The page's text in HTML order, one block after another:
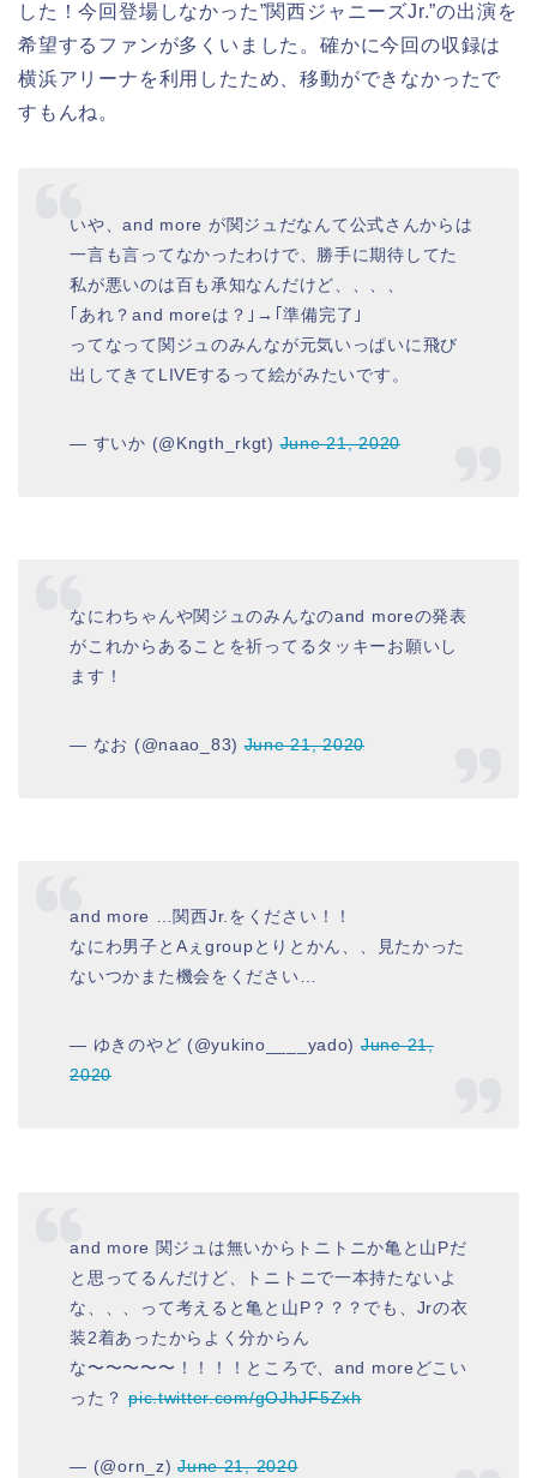
した！今回登場しなかった”関西ジャニーズJr.”の出演を
希望するファンが多くいました。確かに今回の収録は
横浜アリーナを利用したため、移動ができなかったで
すもんね。
いや、and more が関ジュだなんて公式さんからは
一言も言ってなかったわけで、勝手に期待してた
私が悪いのは百も承知なんだけど、、、、
｢あれ？and moreは？｣→｢準備完了｣
ってなって関ジュのみんなが元気いっぱいに飛び
出してきてLIVEするって絵がみたいです。
— すいか (@Kngth_rkgt)June 21, 2020
なにわちゃんや関ジュのみんなのand moreの発表
がこれからあることを祈ってるタッキーお願いし
ます！
— なお (@naao_83)June 21, 2020
and more …関西Jr.をください！！
なにわ男子とAぇgroupとりとかん、、見たかった
ないつかまた機会をください…
— ゆきのやど (@yukino____yado) June 21,
2020
and more 関ジュは無いからトニトニか亀と山Pだ
と思ってるんだけど、トニトニで一本持たないよ
な、、、って考えると亀と山P？？？でも、Jrの衣
装2着あったからよく分からん
な〜〜〜〜〜！！！！ところで、and moreどこい
った？pic.twitter.com/gOJhJF5Zxh
— (@orn_z)June 21, 2020